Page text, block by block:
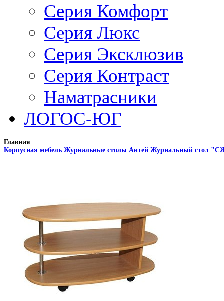
Серия Комфорт
Серия Люкс
Серия Эксклюзив
Серия Контраст
Наматрасники
ЛОГОС-ЮГ
Главная
Корпусная мебель Журнальные столы Антей Журнальный стол